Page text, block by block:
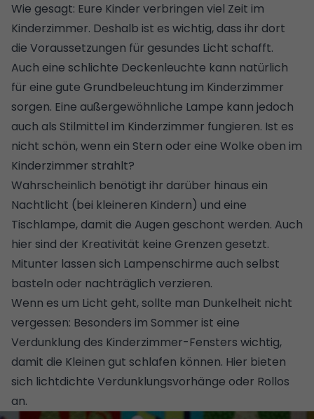
Wie gesagt: Eure Kinder verbringen viel Zeit im
Kinderzimmer. Deshalb ist es wichtig, dass ihr dort
die Voraussetzungen für gesundes Licht schafft.
Auch eine schlichte Deckenleuchte kann natürlich
für eine gute Grundbeleuchtung im Kinderzimmer
sorgen. Eine außergewöhnliche Lampe kann jedoch
auch als Stilmittel im Kinderzimmer fungieren. Ist es
nicht schön, wenn ein Stern oder eine Wolke oben im
Kinderzimmer strahlt?
Wahrscheinlich benötigt ihr darüber hinaus ein
Nachtlicht (bei kleineren Kindern) und eine
Tischlampe, damit die Augen geschont werden. Auch
hier sind der Kreativität keine Grenzen gesetzt.
Mitunter lassen sich Lampenschirme auch selbst
basteln oder nachträglich verzieren.
Wenn es um Licht geht, sollte man Dunkelheit nicht
vergessen: Besonders im Sommer ist eine
Verdunklung des Kinderzimmer-Fensters wichtig,
damit die Kleinen gut schlafen können. Hier bieten
sich lichtdichte Verdunklungsvorhänge oder Rollos
an.